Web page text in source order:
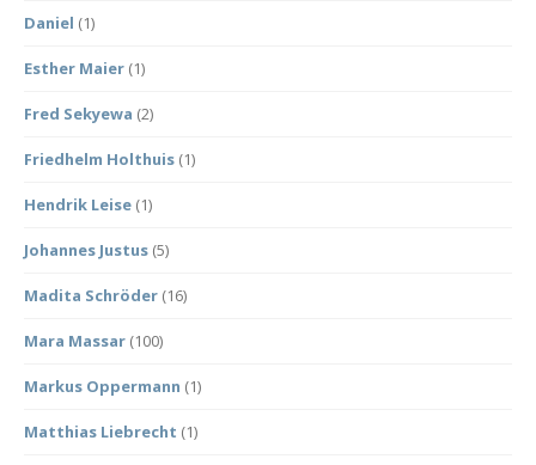
Daniel (1)
Esther Maier (1)
Fred Sekyewa (2)
Friedhelm Holthuis (1)
Hendrik Leise (1)
Johannes Justus (5)
Madita Schröder (16)
Mara Massar (100)
Markus Oppermann (1)
Matthias Liebrecht (1)